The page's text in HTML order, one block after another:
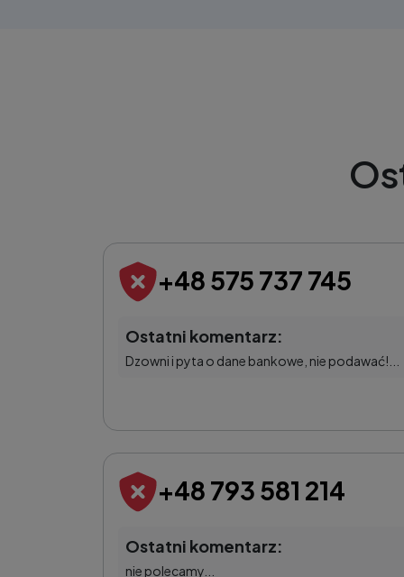
+48 575 737 745
Ostatni komentarz:
Dzowni i pyta o dane bankowe, nie podawać!...
+48 793 581 214
Ostatni komentarz:
nie polecamy...